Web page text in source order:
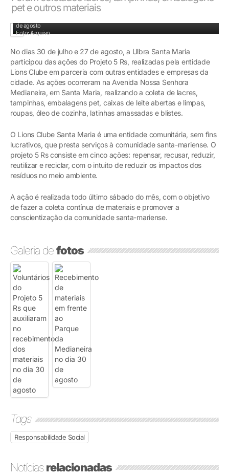
pet e outros materiais
de agosto
Foto: Arquivo
No dias 30 de julho e 27 de agosto, a Ulbra Santa Maria
participou das ações do Projeto 5 Rs, realizadas pela entidade
Lions Clube em parceria com outras entidades e empresas da
cidade. As ações ocorreram na Avenida Nossa Senhora
Medianeira, em Santa Maria, realizando a coleta de lacres,
tampinhas, embalagens pet, caixas de leite abertas e limpas,
roupas, óleo de cozinha, latinhas amassadas e blistes.
O Lions Clube Santa Maria é uma entidade comunitária, sem fins
lucrativos, que presta serviços à comunidade santa-mariense. O
projeto 5 Rs consiste em cinco ações: repensar, recusar, reduzir,
reutilizar e reciclar, com o intuito de reduzir os impactos dos
resíduos no meio ambiente.
A ação é realizada todo último sábado do mês, com o objetivo
de fazer a coleta contínua de materiais e promover a
conscientização da comunidade santa-mariense.
Galeria defotos
Tags
Responsabilidade Social
Notíciasrelacionadas